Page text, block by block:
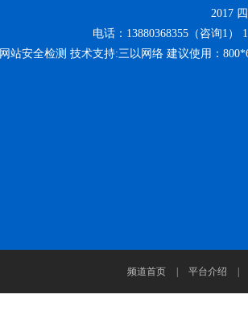
2017
电话：13880368355（咨询1）
网站安全检测 技术支持:三以网络 建议使用：
频道首页 | 平台介绍 |